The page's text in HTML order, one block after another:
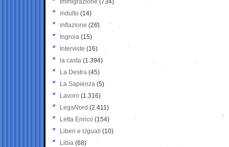
Immigrazione (734)
indulto (14)
inflazione (26)
Ingroia (15)
Interviste (16)
la casta (1.394)
La Destra (45)
La Sapienza (5)
Lavoro (1.316)
LegaNord (2.411)
Letta Enrico (154)
Liberi e Uguali (10)
Libia (68)